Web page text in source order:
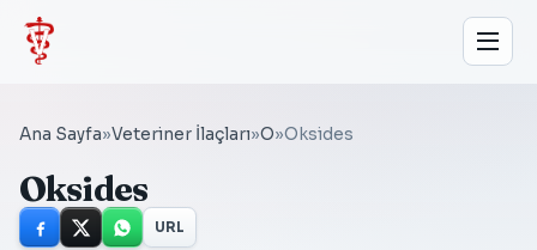
Ana Sayfa»Veteriner İlaçları»O»Oksides
Oksides
URL